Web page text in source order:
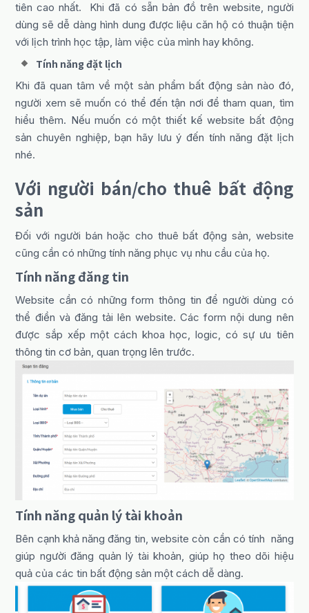
tiên cao nhất. Khi đã có sẵn bản đồ trên website, người
dùng sẽ dễ dàng hình dung được liệu căn hộ có thuận tiện
với lịch trình học tập, làm việc của mình hay không.
Tính năng đặt lịch
Khi đã quan tâm về một sản phẩm bất động sản nào đó,
người xem sẽ muốn có thể đến tận nơi để tham quan, tìm
hiểu thêm. Nếu muốn có một thiết kế website bất động
sản chuyên nghiệp, bạn hãy lưu ý đến tính năng đặt lịch
nhé.
Với người bán/cho thuê bất động
sản
Đối với người bán hoặc cho thuê bất động sản, website
cũng cần có những tính năng phục vụ nhu cầu của họ.
Tính năng đăng tin
Website cần có những form thông tin để người dùng có
thể điền và đăng tải lên website. Các form nội dung nên
được sắp xếp một cách khoa học, logic, có sự ưu tiên
thông tin cơ bản, quan trọng lên trước.
Tính năng quản lý tài khoản
Bên cạnh khả năng đăng tin, website còn cần có tính năng
giúp người đăng quản lý tài khoản, giúp họ theo dõi hiệu
quả của các tin bất động sản một cách dễ dàng.